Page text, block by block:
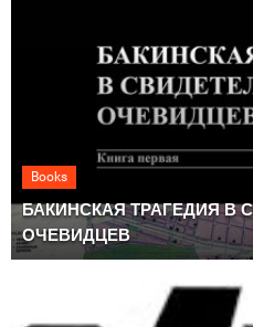
Books
БАКИНСКАЯ ТРАГЕДИЯ В
ОЧЕВИДЦЕВ